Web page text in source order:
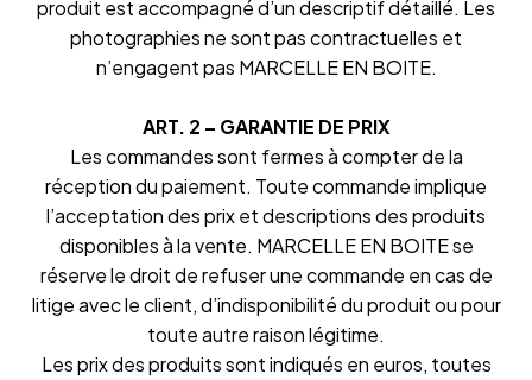
produit est accompagné d’un descriptif détaillé. Les
photographies ne sont pas contractuelles et
n’engagent pas MARCELLE EN BOITE.
ART. 2 – GARANTIE DE PRIX
Les commandes sont fermes à compter de la
réception du paiement. Toute commande implique
l’acceptation des prix et descriptions des produits
disponibles à la vente. MARCELLE EN BOITE se
réserve le droit de refuser une commande en cas de
litige avec le client, d’indisponibilité du produit ou pour
toute autre raison légitime.
Les prix des produits sont indiqués en euros, toutes